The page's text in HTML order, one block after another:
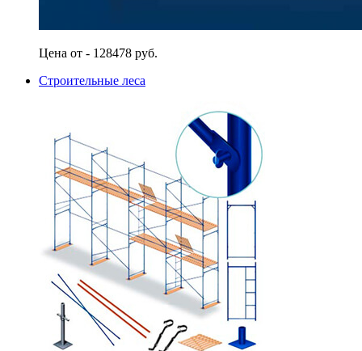
Цена от - 128478 руб.
Строительные леса